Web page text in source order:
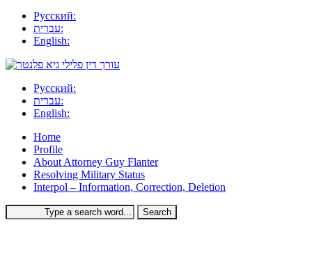
Русский:
עברית:
English:
Русский:
עברית:
English:
Home
Profile
About Attorney Guy Flanter
Resolving Military Status
Interpol – Information, Correction, Deletion